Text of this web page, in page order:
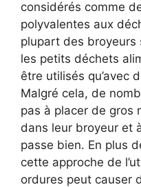
considérés comme
polyvalentes aux
plupart des broyeurs
les petits déchets
être utilisés qu’avec
Malgré cela, de
pas à placer de gros
dans leur broyeur et
passe bien. En plus
cette approche de
ordures peut causer